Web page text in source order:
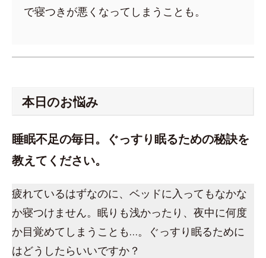
で寝つきが悪くなってしまうことも。
本日のお悩み
睡眠不足の毎日。ぐっすり眠るための秘訣を
教えてください。
疲れているはずなのに、ベッドに入ってもなかな
か寝つけません。眠りも浅かったり、夜中に何度
か目覚めてしまうことも…。ぐっすり眠るために
はどうしたらいいですか？